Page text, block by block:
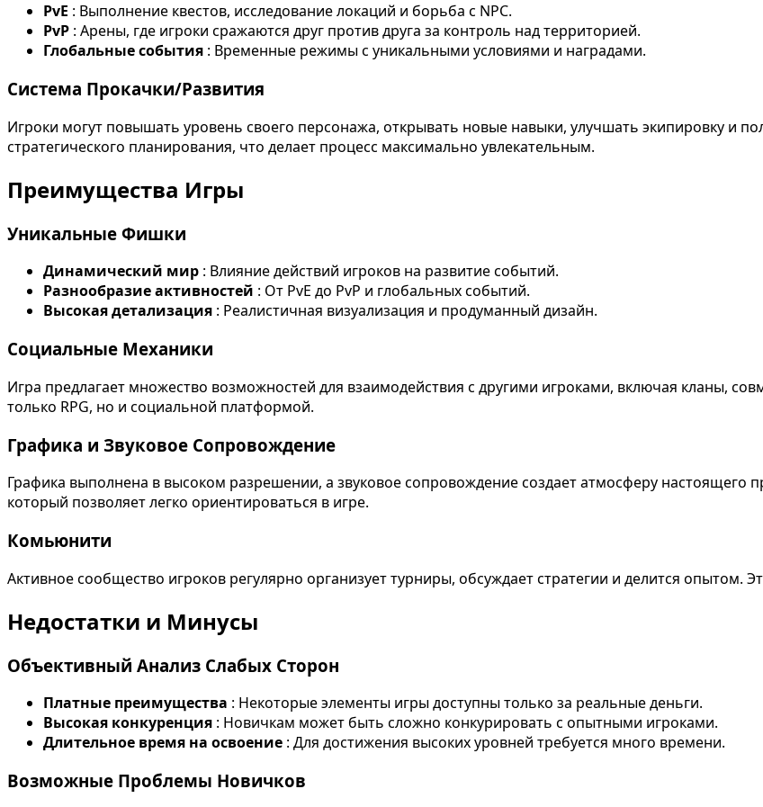
PvE : Выполнение квестов, исследование локаций и борьба с NPC.
PvP : Арены, где игроки сражаются друг против друга за контроль над территорией.
Глобальные события : Временные режимы с уникальными условиями и наградами.
Система Прокачки/Развития
Игроки могут повышать уровень своего персонажа, открывать новые навыки, улучшать экипировку и
стратегического планирования, что делает процесс максимально увлекательным.
Преимущества Игры
Уникальные Фишки
Динамический мир : Влияние действий игроков на развитие событий.
Разнообразие активностей : От PvE до PvP и глобальных событий.
Высокая детализация : Реалистичная визуализация и продуманный дизайн.
Социальные Механики
Игра предлагает множество возможностей для взаимодействия с другими игроками, включая кланы,
только RPG, но и социальной платформой.
Графика и Звуковое Сопровождение
Графика выполнена в высоком разрешении, а звуковое сопровождение создает атмосферу настоящего
который позволяет легко ориентироваться в игре.
Комьюнити
Активное сообщество игроков регулярно организует турниры, обсуждает стратегии и делится опытом.
Недостатки и Минусы
Объективный Анализ Слабых Сторон
Платные преимущества : Некоторые элементы игры доступны только за реальные деньги.
Высокая конкуренция : Новичкам может быть сложно конкурировать с опытными игроками.
Длительное время на освоение : Для достижения высоких уровней требуется много времени.
Возможные Проблемы Новичков